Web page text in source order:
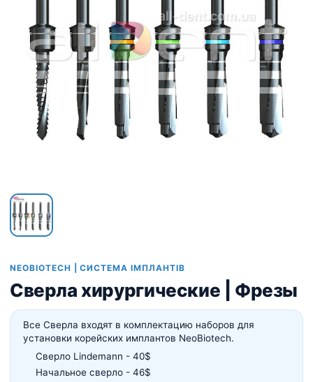
NEOBIOTECH | СИСТЕМА ІМПЛАНТІВ
Сверла хирургические | Фрезы
Все Сверла входят в комплектацию наборов для
установки корейских имплантов NeoBiotech.
Сверло Lindemann - 40$
Начальное сверло - 46$